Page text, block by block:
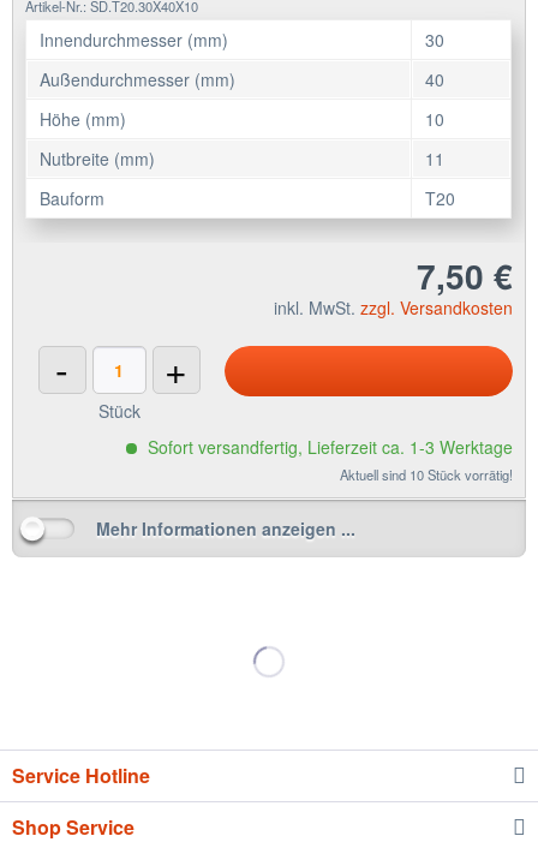
Artikel-Nr.: SD.T20.30X40X10
Innendurchmesser (mm)
30
Außendurchmesser (mm)
40
Höhe (mm)
10
Nutbreite (mm)
11
Bauform
T20
7,50 €
inkl. MwSt. zzgl. Versandkosten
- +
Stück
Sofort versandfertig, Lieferzeit ca. 1-3 Werktage
Aktuell sind 10 Stück vorrätig!
Mehr Informationen anzeigen ...
Service Hotline
Shop Service